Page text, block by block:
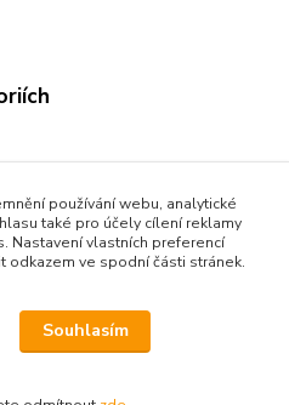
používání webu, analytické
také pro účely cílení reklamy
Nastavení vlastních preferencí
odkazem ve spodní části stránek.
Souhlasím